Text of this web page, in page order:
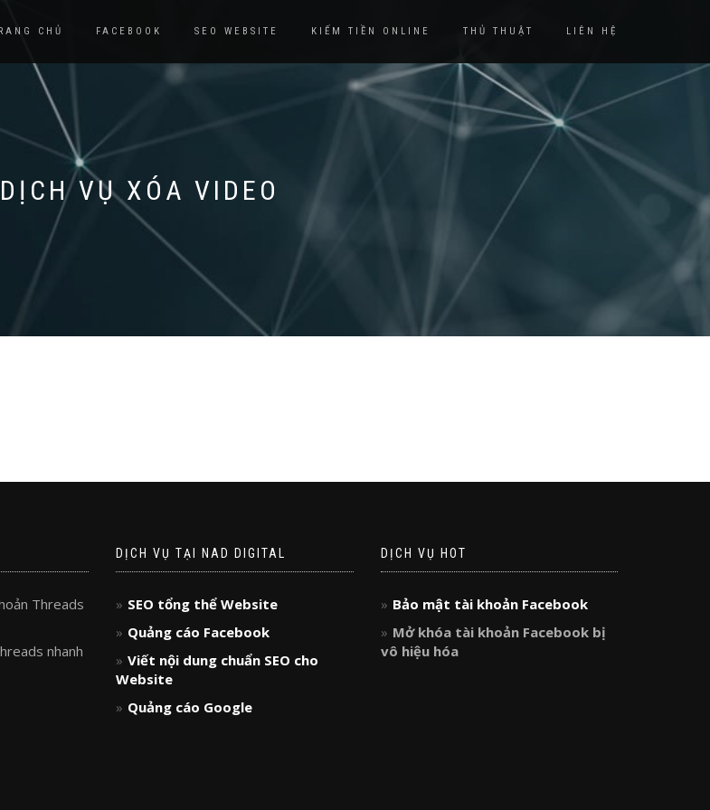
CHỦ FACEBOOK SEO WEBSITE KIẾM TIỀN ONLINE THỦ THUẬT LIÊN HỆ
VỤ XÓA VIDEO
Threads
nhanh
DỊCH VỤ TẠI NAD DIGITAL
SEO tổng thể Website
Quảng cáo Facebook
Viết nội dung chuẩn SEO cho
Website
Quảng cáo Google
DỊCH VỤ HOT
Bảo mật tài khoản Facebook
Mở khóa tài khoản Facebook bị
vô hiệu hóa